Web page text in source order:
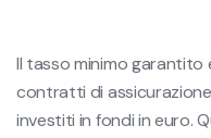
Il tasso minimo garantito
contratti di
investiti in fondi in euro.